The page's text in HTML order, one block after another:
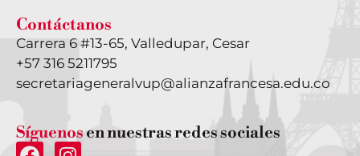
Contáctanos
Carrera 6 #13-65, Valledupar, Cesar
+57 316 5211795
secretariageneralvup@alianzafrancesa.edu.co
Síguenosen nuestras redes sociales